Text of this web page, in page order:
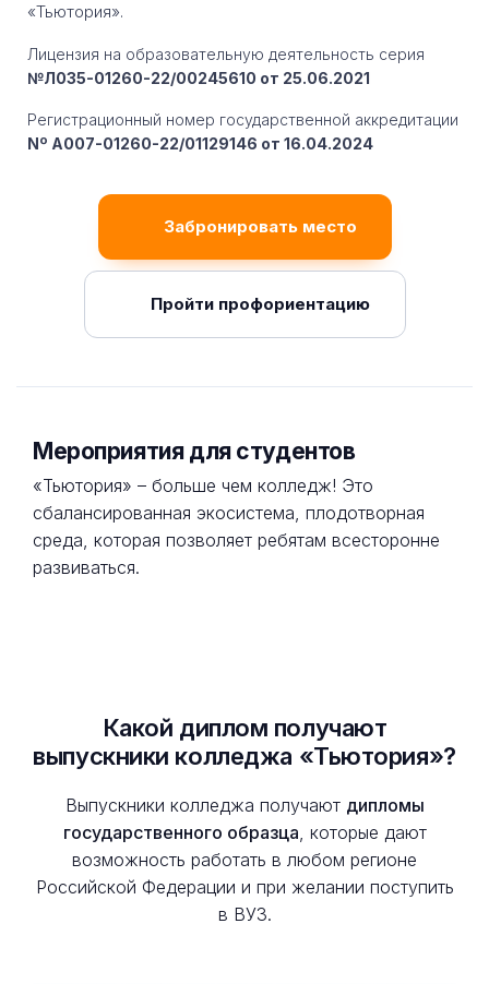
«Тьютория».
Лицензия на образовательную деятельность серия
№Л035-01260-22/00245610 от 25.06.2021
Регистрационный номер государственной аккредитации
Nº A007-01260-22/01129146 от 16.04.2024
Забронировать место
Пройти профориентацию
Мероприятия для студентов
«Тьютория» – больше чем колледж! Это
сбалансированная экосистема, плодотворная
среда, которая позволяет ребятам всесторонне
развиваться.
Какой диплом получают
выпускники колледжа «Тьютория»?
Выпускники колледжа получают дипломы
государственного образца, которые дают
возможность работать в любом регионе
Российской Федерации и при желании поступить
в ВУЗ.